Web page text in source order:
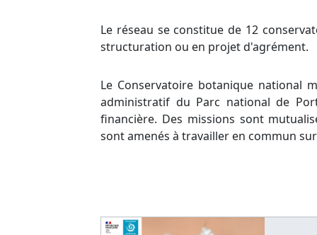
Le réseau se constitue de 12
structuration ou en projet d'agrément.
Le Conservatoire botanique national
administratif du Parc national de
financière. Des missions sont
sont amenés à travailler en commun